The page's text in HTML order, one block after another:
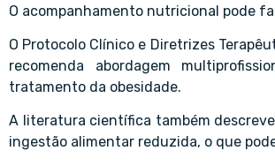
O acompanhamento nutricional pode
O Protocolo Clínico e Diretrizes
recomenda abordagem
tratamento da obesidade.
A literatura científica também
ingestão alimentar reduzida, o que